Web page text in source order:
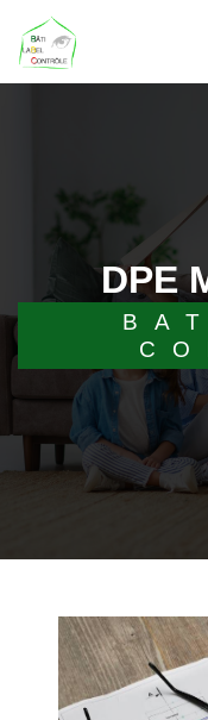
BATI LABEL
Panneau de gestion des